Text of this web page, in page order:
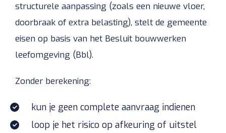
structurele aanpassing (zoals een nieuwe vloer,
doorbraak of extra belasting), stelt de gemeente
eisen op basis van het Besluit bouwwerken
leefomgeving (Bbl).
Zonder berekening:
kun je geen complete aanvraag indienen
loop je het risico op afkeuring of uitstel